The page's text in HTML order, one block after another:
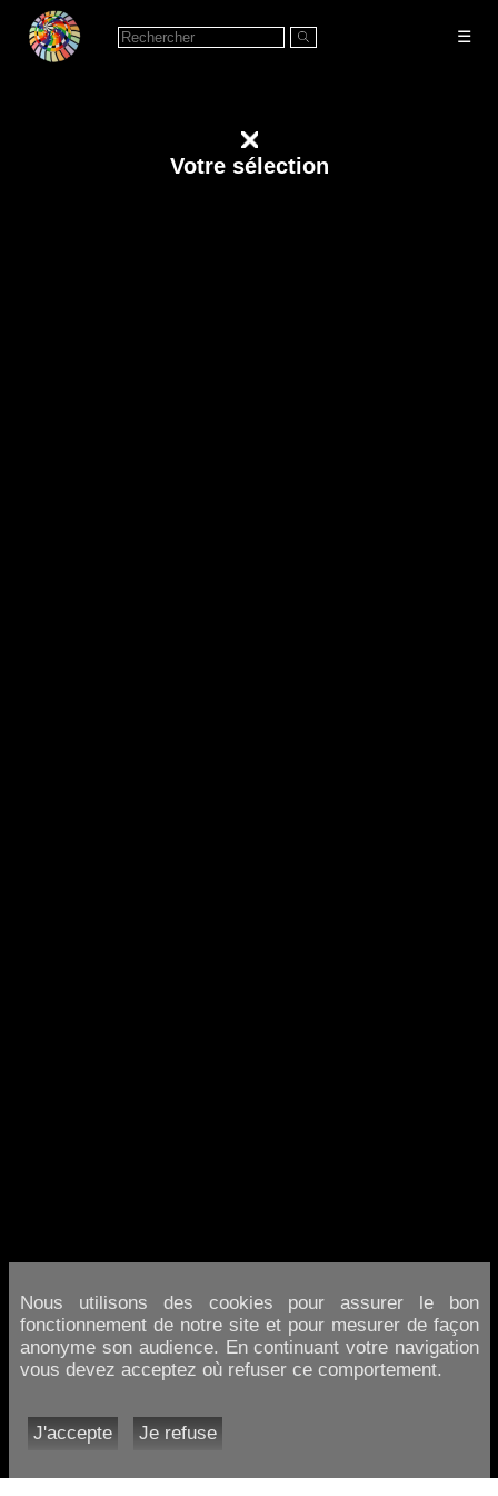
☰
Nous utilisons des cookies pour assurer le bon
fonctionnement de notre site et pour mesurer de façon
anonyme son audience. En continuant votre navigation
vous devez acceptez où refuser ce comportement.
J'accepte Je refuse
Votre sélection